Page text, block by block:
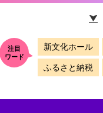
注目
ワード
新文化ホール
ふるさと納税